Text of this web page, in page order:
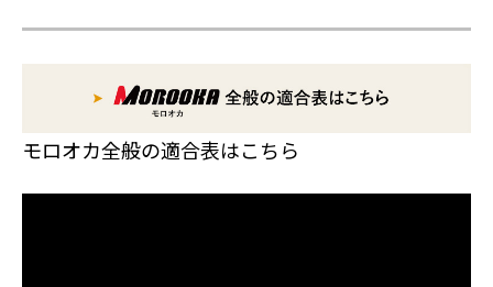
モロオカ全般の適合表はこちら